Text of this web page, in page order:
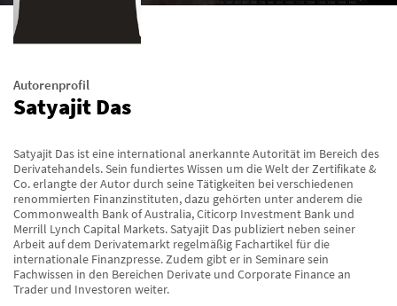
Autorenprofil
Satyajit Das
Satyajit Das ist eine international anerkannte Autorität im Bereich des
Derivatehandels. Sein fundiertes Wissen um die Welt der Zertifikate &
Co. erlangte der Autor durch seine Tätigkeiten bei verschiedenen
renommierten Finanzinstituten, dazu gehörten unter anderem die
Commonwealth Bank of Australia, Citicorp Investment Bank und
Merrill Lynch Capital Markets. Satyajit Das publiziert neben seiner
Arbeit auf dem Derivatemarkt regelmäßig Fachartikel für die
internationale Finanzpresse. Zudem gibt er in Seminare sein
Fachwissen in den Bereichen Derivate und Corporate Finance an
Trader und Investoren weiter.